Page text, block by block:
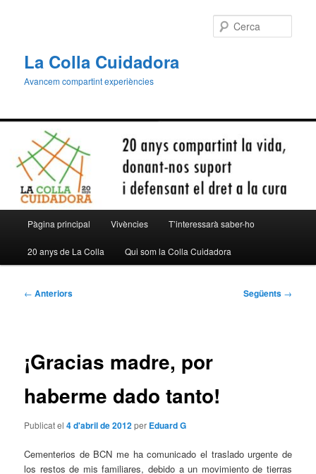
La Colla Cuidadora
Avancem compartint experiències
principal
Pàgina principal Vivències T’interessarà saber-ho
20 anys de La Colla Qui som la Colla Cuidadora
Navegació
← Anteriors Següents →
¡Gracias madre, por
haberme dado tanto!
Publicat el4 d'abril de 2012per Eduard G
Cementerios de BCN me ha comunicado el traslado urgente de
los restos de mis familiares, debido a un movimiento de tierras